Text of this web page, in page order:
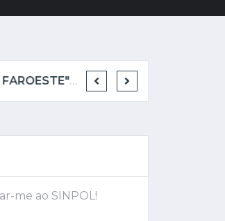
REESTRUTURAÇÃO DA POLÍCIA CIVIL É APROVADA COM REEDIÇÃO DA "GRATIFICAÇÃO FAROESTE" E PROIBIÇÃO DE DELEGADO EM FUNÇÃO DE POLICIAMENTO OSTENSIVO.
me ao SINPOL!